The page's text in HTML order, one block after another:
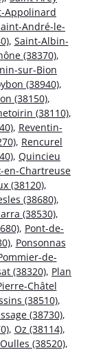
Appolinard
André-le-
, Saint-Albin-
(38370),
sur-Bion
(38940),
(38150),
(38110),
, Reventin-
, Rencurel
, Quincieu
en-Chartreuse
(38120),
(38680),
(38530),
, Pont-de-
, Ponsonnas
de-
(38320), Plan
Châtel
(38510),
(38730),
, Oz (38114),
Oulles (38520),